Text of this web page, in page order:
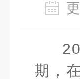
期，